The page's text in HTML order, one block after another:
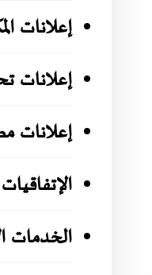
إعلانات
إعلانات
إعلانات
الإتفاقيات
الخدمات